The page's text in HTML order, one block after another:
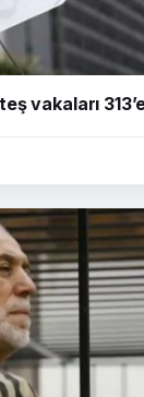
vakaları